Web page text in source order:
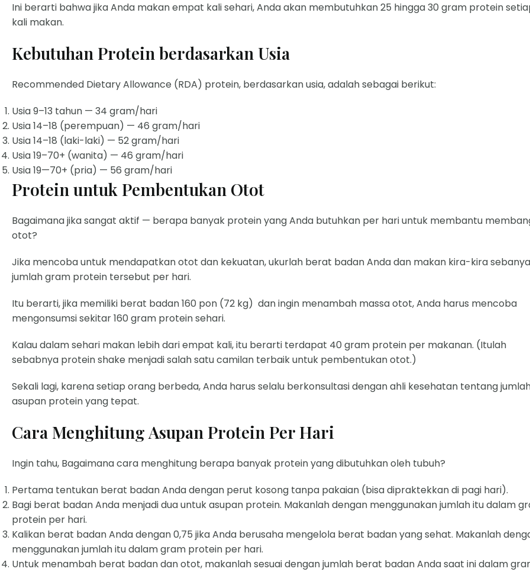
Ini berarti bahwa jika Anda makan empat kali sehari, Anda akan membutuhkan 25 hingga 30 gram protein
kali makan.
Kebutuhan Protein berdasarkan Usia
Recommended Dietary Allowance (RDA) protein, berdasarkan usia, adalah sebagai berikut:
Usia 9–13 tahun — 34 gram/hari
Usia 14–18 (perempuan) — 46 gram/hari
Usia 14–18 (laki-laki) — 52 gram/hari
Usia 19–70+ (wanita) — 46 gram/hari
Usia 19—70+ (pria) — 56 gram/hari
Protein untuk Pembentukan Otot
Bagaimana jika sangat aktif — berapa banyak protein yang Anda butuhkan per hari untuk membantu
otot?
Jika mencoba untuk mendapatkan otot dan kekuatan, ukurlah berat badan Anda dan makan kira-kira
jumlah gram protein tersebut per hari.
Itu berarti, jika memiliki berat badan 160 pon (72 kg) dan ingin menambah massa otot, Anda harus mencoba
mengonsumsi sekitar 160 gram protein sehari.
Kalau dalam sehari makan lebih dari empat kali, itu berarti terdapat 40 gram protein per makanan. (Itulah
sebabnya protein shake menjadi salah satu camilan terbaik untuk pembentukan otot.)
Sekali lagi, karena setiap orang berbeda, Anda harus selalu berkonsultasi dengan ahli kesehatan tentang
asupan protein yang tepat.
Cara Menghitung Asupan Protein Per Hari
Ingin tahu, Bagaimana cara menghitung berapa banyak protein yang dibutuhkan oleh tubuh?
Pertama tentukan berat badan Anda dengan perut kosong tanpa pakaian (bisa dipraktekkan di pagi hari).
Bagi berat badan Anda menjadi dua untuk asupan protein. Makanlah dengan menggunakan jumlah itu dalam
protein per hari.
Kalikan berat badan Anda dengan 0,75 jika Anda berusaha mengelola berat badan yang sehat. Makanlah
menggunakan jumlah itu dalam gram protein per hari.
Untuk menambah berat badan dan otot, makanlah sesuai dengan jumlah berat badan Anda saat ini dalam